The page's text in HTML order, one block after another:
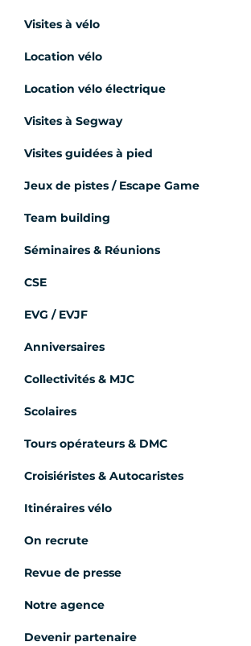
Visites à vélo
Location vélo
Location vélo électrique
Visites à Segway
Visites guidées à pied
Jeux de pistes / Escape Game
Team building
Séminaires & Réunions
CSE
EVG / EVJF
Anniversaires
Collectivités & MJC
Scolaires
Tours opérateurs & DMC
Croisiéristes & Autocaristes
Itinéraires vélo
On recrute
Revue de presse
Notre agence
Devenir partenaire